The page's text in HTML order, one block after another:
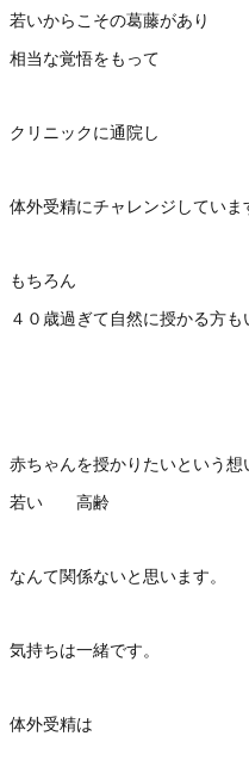
若いからこその葛藤があり
相当な覚悟をもって
クリニックに通院し
体外受精にチャレンジしていま
もちろん
４０歳過ぎて自然に授かる方も
赤ちゃんを授かりたいという想
若い 高齢
なんて関係ないと思います。
気持ちは一緒です。
体外受精は